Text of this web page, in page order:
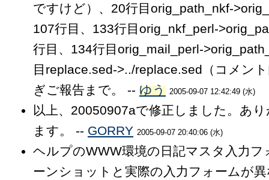
ですけど）、20行目orig_path_nkf-
107行目、133行目orig_nkf_perl-
行目、134行目orig_mail_perl-
目replace.sed->../replace.sed（コメン
ぎご報告まで。 -- ゆう 2005-09-07 12:42:49 (水)
以上、20050907aで修正しました。あ
ます。 -- GORRY 2005-09-07 20:40:06 (水)
ヘルプのWWW環境の日記マスタ入力フ
ーンショットと実際の入力フォームが